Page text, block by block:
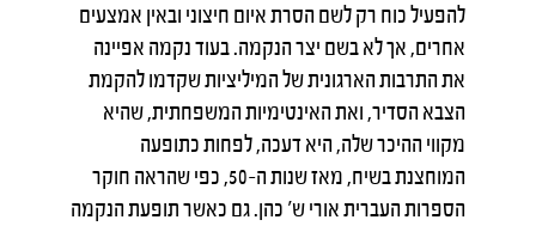
להפעיל כוח רק לשם הסרת איום חיצוני ובאין אמצעים
אחרים, אך לא בשם יצר הנקמה. בעוד נקמה אפיינה
את התרבות הארגונית של המיליציות שקדמו להקמת
הצבא הסדיר, ואת האינטימיות המשפחתית, שהיא
מקווי ההיכר שלה, היא דעכה, לפחות כתופעה
המוחצנת בשיח, מאז שנות ה-50, כפי שהראה חוקר
הספרות העברית אורי ש' כהן. גם כאשר תופעת הנקמה